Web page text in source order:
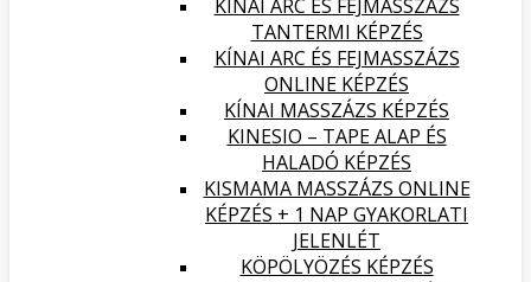
KÍNAI ARC ÉS FEJMASSZÁZS
TANTERMI KÉPZÉS
KÍNAI ARC ÉS FEJMASSZÁZS
ONLINE KÉPZÉS
KÍNAI MASSZÁZS KÉPZÉS
KINESIO – TAPE ALAP ÉS
HALADÓ KÉPZÉS
KISMAMA MASSZÁZS ONLINE
KÉPZÉS + 1 NAP GYAKORLATI
JELENLÉT
KÖPÖLYÖZÉS KÉPZÉS